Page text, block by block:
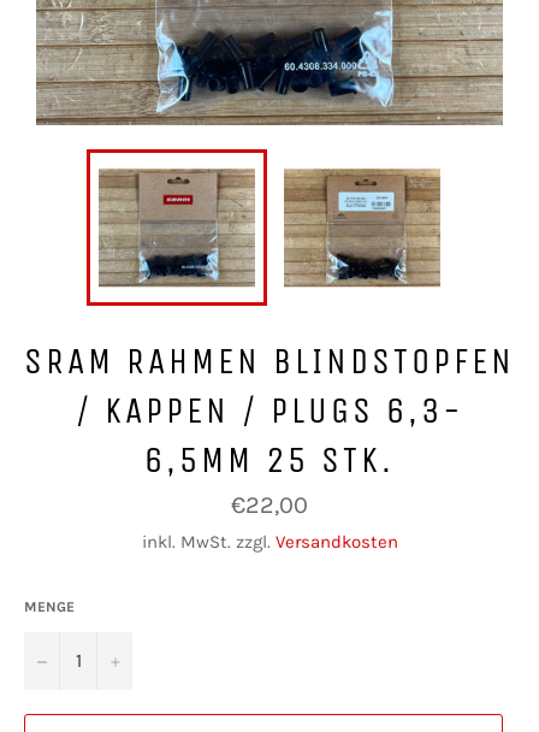
SRAM RAHMEN BLINDSTOPFEN
/ KAPPEN / PLUGS 6,3-
6,5MM 25 STK.
Normaler
Preis
€22,00
inkl. MwSt. zzgl. Versandkosten
MENGE
− +